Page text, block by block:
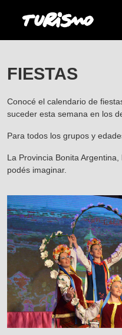
FIESTAS
Conocé el calendario de
suceder esta semana en los
Para todos los grupos y
La Provincia Bonita
podés imaginar.